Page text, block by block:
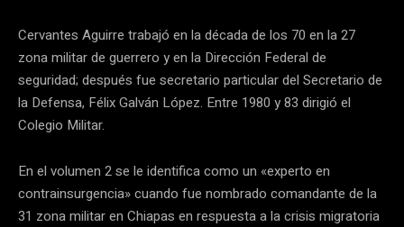
Cervantes Aguirre trabajó en la década de los 70 en la 27
zona militar de guerrero y en la Dirección Federal de
seguridad; después fue secretario particular del Secretario de
la Defensa, Félix Galván López. Entre 1980 y 83 dirigió el
Colegio Militar.
En el volumen 2 se le identifica como un «experto en
contrainsurgencia» cuando fue nombrado comandante de la
31 zona militar en Chiapas en respuesta a la crisis migratoria